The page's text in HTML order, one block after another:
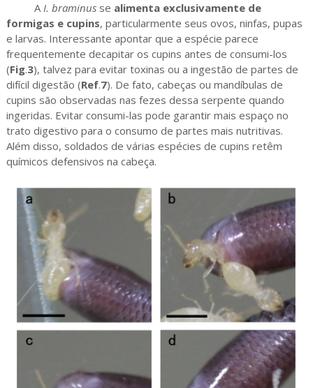
AI. braminusse alimenta exclusivamente de
formigas e cupins, particularmente seus ovos, ninfas, pupas
e larvas. Interessante apontar que a espécie parece
frequentemente decapitar os cupins antes de consumi-los
(Fig.3), talvez para evitar toxinas ou a ingestão de partes de
difícil digestão (Ref.7). De fato, cabeças ou mandíbulas de
cupins são observadas nas fezes dessa serpente quando
ingeridas. Evitar consumi-las pode garantir mais espaço no
trato digestivo para o consumo de partes mais nutritivas.
Além disso, soldados de várias espécies de cupins retêm
químicos defensivos na cabeça.